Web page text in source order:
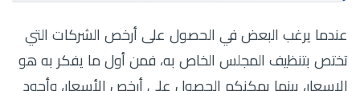
عندما يرغب البعض في الحصول على أرخص الشركات التي
تختص بتنظيف المجلس الخاص به، فمن أول ما يفكر به هو
الاسعار، بينما يمكنكم الحصول على أرخص الأسعار، وأجود